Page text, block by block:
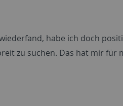
habe ich doch
zu suchen. Das hat mir für